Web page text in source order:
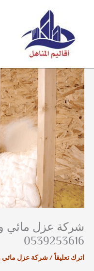
شركة عزل مائي
0539253616
اترك تعليقاً/شركة عزل مائي